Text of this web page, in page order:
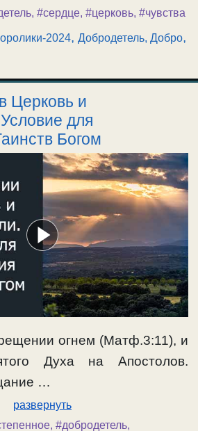
, #сердце, #церковь, #чувства
2024,Добродетель, Добро,
Церковь и
для
Богом
огнем (Матф.3:11), и
Духа на Апостолов.
…
развернуть
, #добродетель,